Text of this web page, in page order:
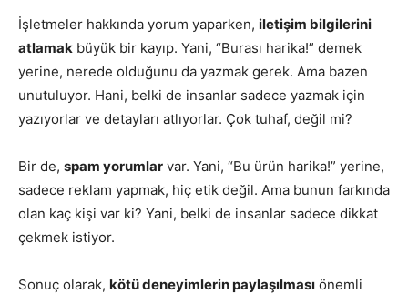
İşletmeler hakkında yorum yaparken, iletişim bilgilerini
atlamak büyük bir kayıp. Yani, “Burası harika!” demek
yerine, nerede olduğunu da yazmak gerek. Ama bazen
unutuluyor. Hani, belki de insanlar sadece yazmak için
yazıyorlar ve detayları atlıyorlar. Çok tuhaf, değil mi?
Bir de, spam yorumlar var. Yani, “Bu ürün harika!” yerine,
sadece reklam yapmak, hiç etik değil. Ama bunun farkında
olan kaç kişi var ki? Yani, belki de insanlar sadece dikkat
çekmek istiyor.
Sonuç olarak, kötü deneyimlerin paylaşılması önemli